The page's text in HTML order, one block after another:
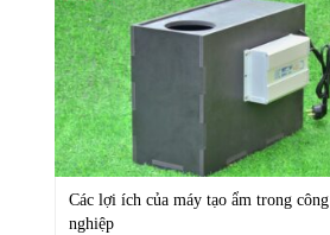
Các lợi ích của máy tạo ẩm trong công
nghiệp